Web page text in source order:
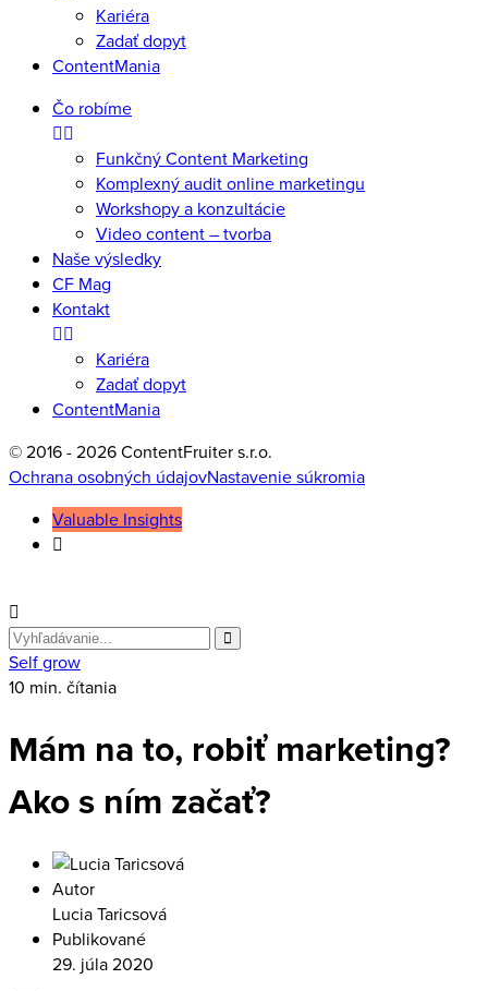
Kariéra
Zadať dopyt
ContentMania
Čo robíme
Funkčný Content Marketing
Komplexný audit online marketingu
Workshopy a konzultácie
Video content – tvorba
Naše výsledky
CF Mag
Kontakt
Kariéra
Zadať dopyt
ContentMania
© 2016 - 2026 ContentFruiter s.r.o.
Ochrana osobných údajovNastavenie súkromia
Valuable Insights
Search
for
Self grow
10 min. čítania
Mám na to, robiť marketing?
Ako s ním začať?
Autor
Lucia Taricsová
Publikované
29. júla 2020